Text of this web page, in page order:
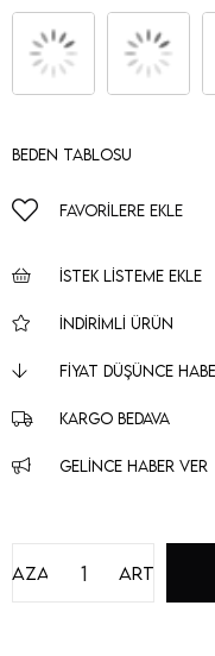
Beden Tablosu
FAVORILERE EKLE
İSTEK LISTEME EKLE
İNDIRIMLI ÜRÜN
FIYAT DÜŞÜNCE
KARGO BEDAVA
GELINCE HABER VER
Artır
Azalt